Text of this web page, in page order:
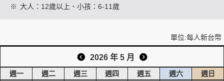
※ 大人：12歲以上、小孩：6-11歲
單位:每人新台幣
2026 年 5 月
週一 週二 週三 週四 週五 週六 週日